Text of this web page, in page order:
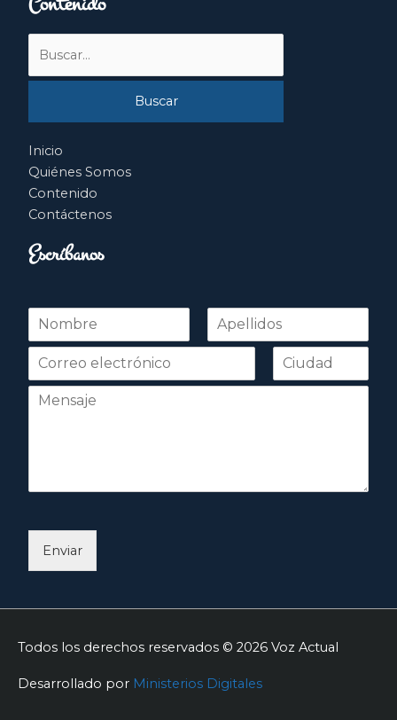
por:
Inicio
Quiénes Somos
Contenido
Contáctenos
Escríbanos
N
m
r
Nombre Apellidos
Enviar
Todos los derechos reservados © 2026 Voz Actual
Desarrollado por Ministerios Digitales